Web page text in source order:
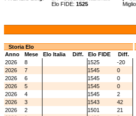
Elo FIDE: 1525
Storia Elo
Anno
Mese Elo Italia Diff. Elo FIDE
Diff.
2026
8 1525
-20
2026
7 1545
0
2026
6 1545
0
2026
5 1545
0
2026
4 1545
2
2026
3 1543
42
2026
2 1501
21